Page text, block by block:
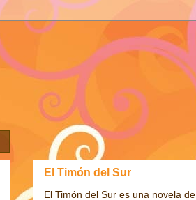
El Timón del Sur
El Timón del Sur es una novela de